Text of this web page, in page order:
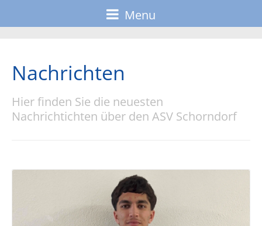
Menu
Nachrichten
Hier finden Sie die neuesten
Nachrichtichten über den ASV Schorndorf